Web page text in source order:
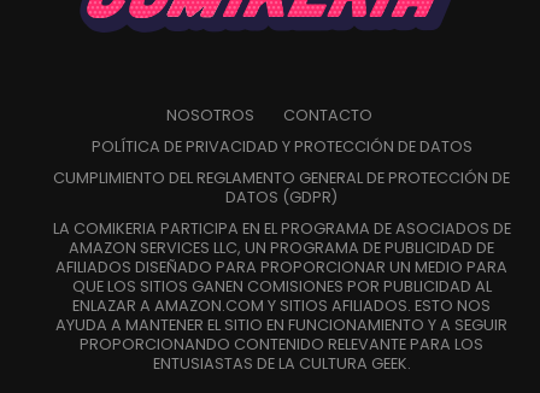
NOSOTROS
CONTACTO
POLÍTICA DE PRIVACIDAD Y PROTECCIÓN DE DATOS
CUMPLIMIENTO DEL REGLAMENTO GENERAL DE PROTECCIÓN DE
DATOS (GDPR)
LA COMIKERIA PARTICIPA EN EL PROGRAMA DE ASOCIADOS DE
AMAZON SERVICES LLC, UN PROGRAMA DE PUBLICIDAD DE
AFILIADOS DISEÑADO PARA PROPORCIONAR UN MEDIO PARA
QUE LOS SITIOS GANEN COMISIONES POR PUBLICIDAD AL
ENLAZAR A AMAZON.COM Y SITIOS AFILIADOS. ESTO NOS
AYUDA A MANTENER EL SITIO EN FUNCIONAMIENTO Y A SEGUIR
PROPORCIONANDO CONTENIDO RELEVANTE PARA LOS
ENTUSIASTAS DE LA CULTURA GEEK.